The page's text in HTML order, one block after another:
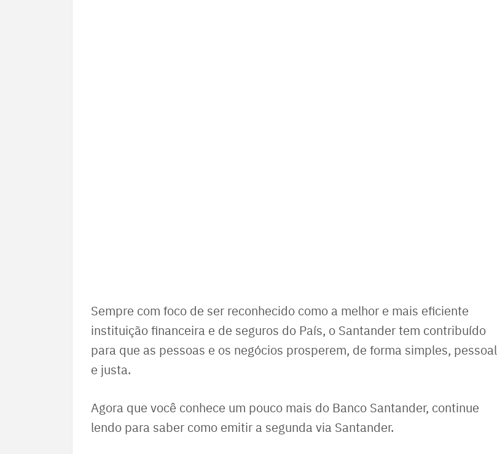
Sempre com foco de ser reconhecido como a melhor e mais eficiente
instituição financeira e de seguros do País, o Santander tem contribuído
para que as pessoas e os negócios prosperem, de forma simples, pessoal
e justa.
Agora que você conhece um pouco mais do Banco Santander, continue
lendo para saber como emitir a segunda via Santander.